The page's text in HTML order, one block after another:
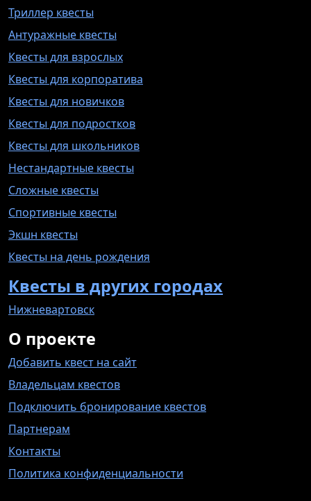
Триллер квесты
Антуражные квесты
Квесты для взрослых
Квесты для корпоратива
Квесты для новичков
Квесты для подростков
Квесты для школьников
Нестандартные квесты
Сложные квесты
Спортивные квесты
Экшн квесты
Квесты на день рождения
Квесты в других городах
Нижневартовск
О проекте
Добавить квест на сайт
Владельцам квестов
Подключить бронирование квестов
Партнерам
Контакты
Политика конфиденциальности